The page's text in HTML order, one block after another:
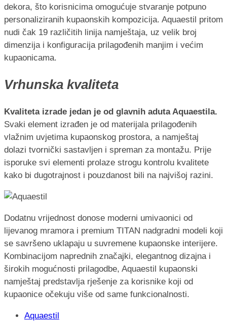
dekora, što korisnicima omogućuje stvaranje potpuno
personaliziranih kupaonskih kompozicija. Aquaestil pritom
nudi čak 19 različitih linija namještaja, uz velik broj
dimenzija i konfiguracija prilagođenih manjim i većim
kupaonicama.
Vrhunska kvaliteta
Kvaliteta izrade jedan je od glavnih aduta Aquaestila.
Svaki element izrađen je od materijala prilagođenih
vlažnim uvjetima kupaonskog prostora, a namještaj
dolazi tvornički sastavljen i spreman za montažu. Prije
isporuke svi elementi prolaze strogu kontrolu kvalitete
kako bi dugotrajnost i pouzdanost bili na najvišoj razini.
Dodatnu vrijednost donose moderni umivaonici od
lijevanog mramora i premium TITAN nadgradni modeli koji
se savršeno uklapaju u suvremene kupaonske interijere.
Kombinacijom naprednih značajki, elegantnog dizajna i
širokih mogućnosti prilagodbe, Aquaestil kupaonski
namještaj predstavlja rješenje za korisnike koji od
kupaonice očekuju više od same funkcionalnosti.
Aquaestil